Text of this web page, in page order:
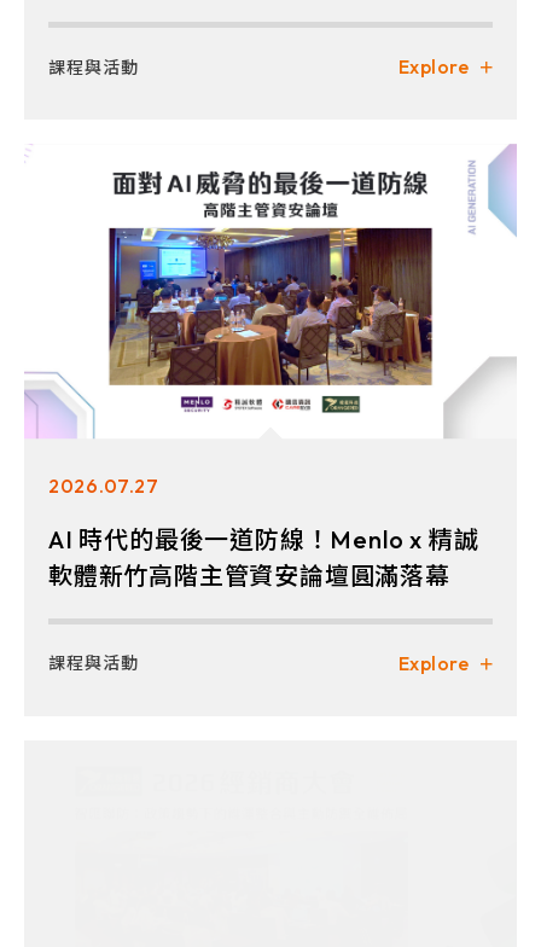
課程與活動 Explore
2026.07.27
AI 時代的最後一道防線！Menlo x 精誠
軟體新竹高階主管資安論壇圓滿落幕
課程與活動 Explore